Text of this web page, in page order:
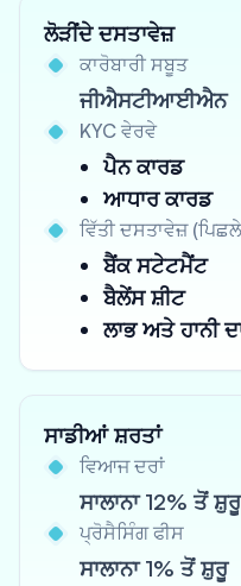
ਲੋੜੀਂਦੇ ਦਸਤਾਵੇਜ਼
ਕਾਰੋਬਾਰੀ ਸਬੂਤ
ਜੀਐਸਟੀਆਈਐਨ
KYC ਵੇਰਵੇ
ਪੈਨ ਕਾਰਡ
ਆਧਾਰ ਕਾਰਡ
ਵਿੱਤੀ ਦਸਤਾਵੇਜ਼
ਬੈਂਕ ਸਟੇਟਮੈਂਟ
ਬੈਲੇਂਸ ਸ਼ੀਟ
ਲਾਭ ਅਤੇ ਹਾਨੀ
ਸਾਡੀਆਂ ਸ਼ਰਤਾਂ
ਵਿਆਜ ਦਰਾਂ
ਸਾਲਾਨਾ 12% ਤੋਂ
ਪ੍ਰੋਸੈਸਿੰਗ ਫੀਸ
ਸਾਲਾਨਾ 1% ਤੋਂ ਸ਼ੁਰੂ